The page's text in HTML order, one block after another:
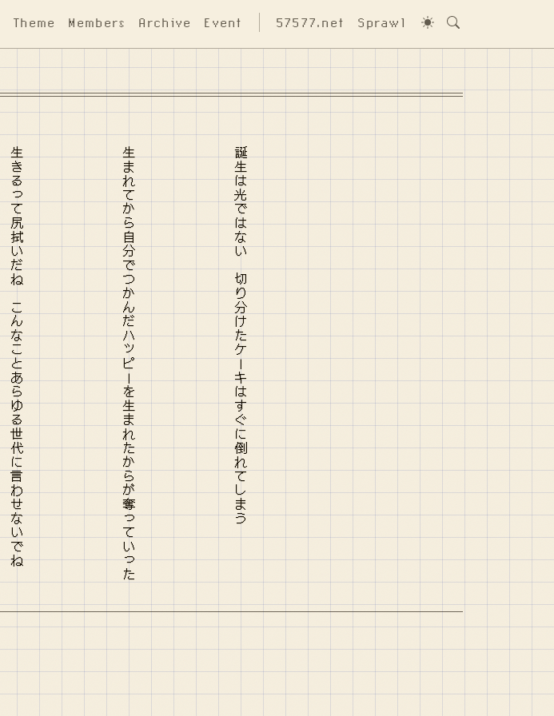
Theme Members Archive Event 57577.net Sprawl
誕生は光ではない 切り分けたケーキはすぐに倒れてしまう
生まれてから自分でつかんだハッピーを生まれたからが奪っていった
生きるって尻拭いだね こんなことあらゆる世代に言わせないでね